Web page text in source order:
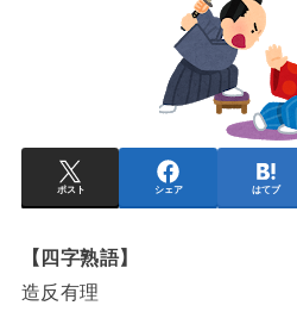
ポスト シェア はてブ
【四字熟語】
造反有理